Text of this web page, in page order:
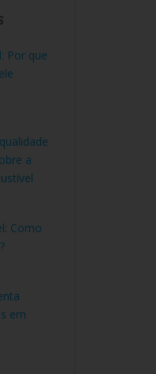
Por que
a
Como
em